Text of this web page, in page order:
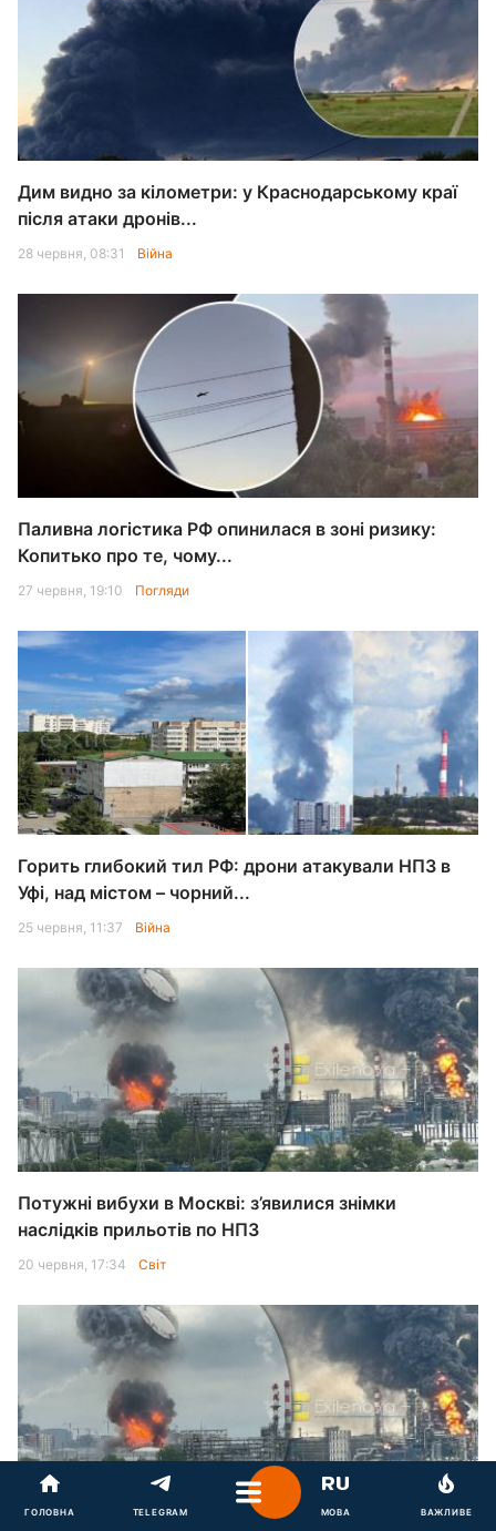
Дим видно за кілометри: у Краснодарському краї
після атаки дронів...
28 червня, 08:31 Війна
Паливна логістика РФ опинилася в зоні ризику:
Копитько про те, чому...
27 червня, 19:10 Погляди
Горить глибокий тил РФ: дрони атакували НПЗ в
Уфі, над містом – чорний...
25 червня, 11:37 Війна
Потужні вибухи в Москві: з’явилися знімки
наслідків прильотів по НПЗ
20 червня, 17:34 Світ
ГОЛОВНА TELEGRAM МОВА ВАЖЛИВЕ